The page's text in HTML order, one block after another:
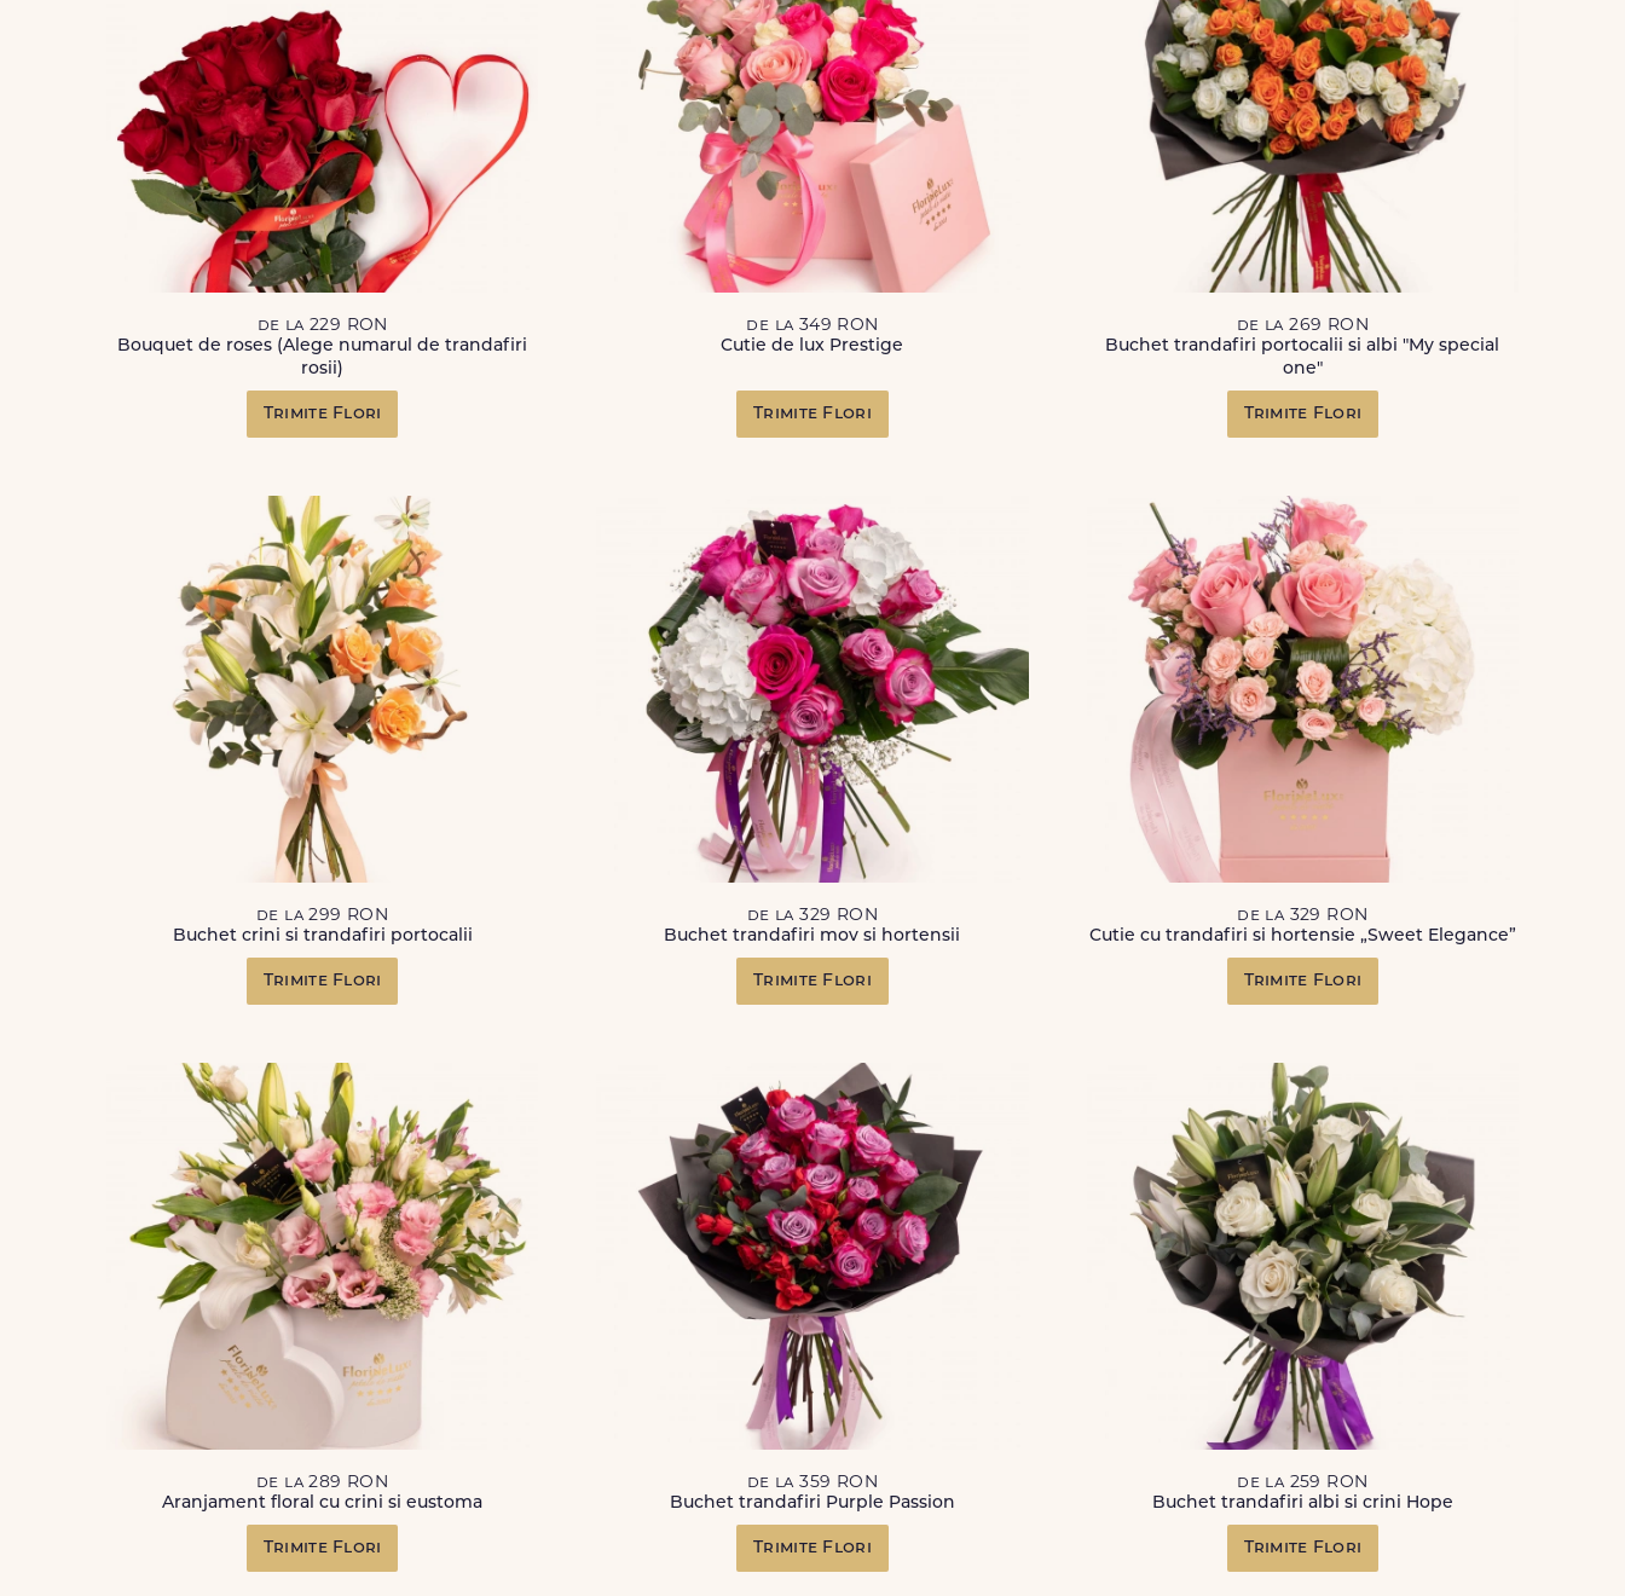
de la 229 RON
Bouquet de roses (Alege numarul de trandafiri
rosii)
Trimite Flori
de la 349 RON
Cutie de lux Prestige
Trimite Flori
de la 269 RON
Buchet trandafiri portocalii si albi "My special
one"
Trimite Flori
de la 299 RON
Buchet crini si trandafiri portocalii
Trimite Flori
de la 329 RON
Buchet trandafiri mov si hortensii
Trimite Flori
de la 329 RON
Cutie cu trandafiri si hortensie „Sweet Elegance”
Trimite Flori
de la 289 RON
Aranjament floral cu crini si eustoma
Trimite Flori
de la 359 RON
Buchet trandafiri Purple Passion
Trimite Flori
de la 259 RON
Buchet trandafiri albi si crini Hope
Trimite Flori